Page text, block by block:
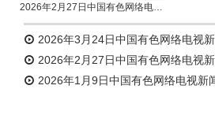
2026年2月27日中国有色网络电视新闻
2026年3月24日中国有色网络电视
2026年2月27日中国有色网络电视
2026年1月9日中国有色网络电视新